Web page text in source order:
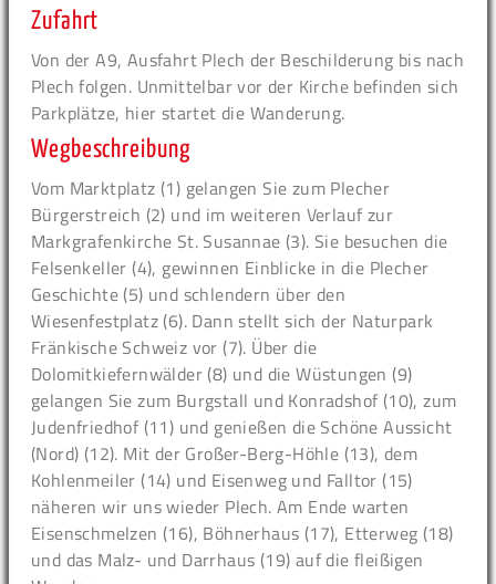
Zufahrt
Von der A9, Ausfahrt Plech der Beschilderung bis nach
Plech folgen. Unmittelbar vor der Kirche befinden sich
Parkplätze, hier startet die Wanderung.
Wegbeschreibung
Vom Marktplatz (1) gelangen Sie zum Plecher
Bürgerstreich (2) und im weiteren Verlauf zur
Markgrafenkirche St. Susannae (3). Sie besuchen die
Felsenkeller (4), gewinnen Einblicke in die Plecher
Geschichte (5) und schlendern über den
Wiesenfestplatz (6). Dann stellt sich der Naturpark
Fränkische Schweiz vor (7). Über die
Dolomitkiefernwälder (8) und die Wüstungen (9)
gelangen Sie zum Burgstall und Konradshof (10), zum
Judenfriedhof (11) und genießen die Schöne Aussicht
(Nord) (12). Mit der Großer-Berg-Höhle (13), dem
Kohlenmeiler (14) und Eisenweg und Falltor (15)
näheren wir uns wieder Plech. Am Ende warten
Eisenschmelzen (16), Böhnerhaus (17), Etterweg (18)
und das Malz- und Darrhaus (19) auf die fleißigen